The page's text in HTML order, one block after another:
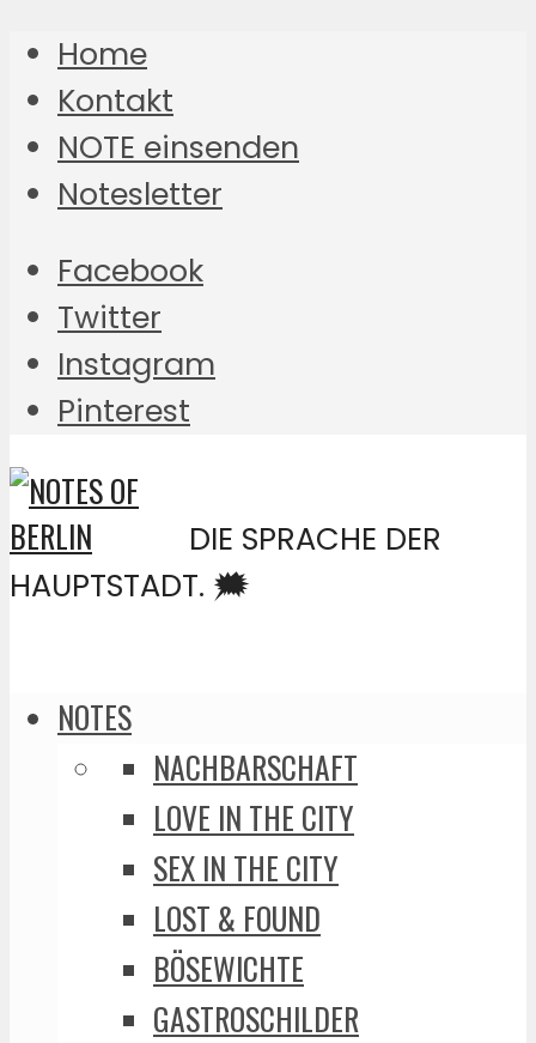
Home
Kontakt
NOTE einsenden
Notesletter
Facebook
Twitter
Instagram
Pinterest
DIE SPRACHE DER
HAUPTSTADT. 🗯️
NOTES
NACHBARSCHAFT
LOVE IN THE CITY
SEX IN THE CITY
LOST & FOUND
BÖSEWICHTE
GASTROSCHILDER